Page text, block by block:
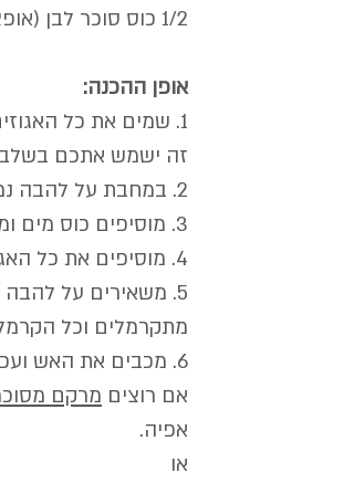
1/2 כוס סוכר לבן (אופציונלי)
אופן ההכנה:
1. שמים את כל
זה ישמש אתכם בשלב
2. במחבת על להבה נמוכה, מניחים 1/2 כוס סוכר לבן ו1/2 כוס סוכר חום.
3. מוסיפים כוס מים ומערבבים עד שכל הסוכר נמס והופך נוזלי ומבעבע קלות.
4. מוסיפים את כל האגוזים בבת אחת ומערבבים.
5. משאירים על
מתקרמלים וכל
6. מכבים את האש ועכשיו יש 2 אפשרויות -
אם רוצים מרקם
אפיה.
או